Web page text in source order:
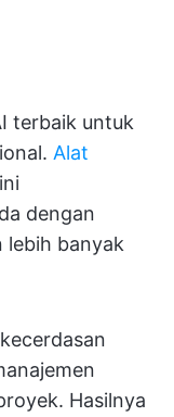
terbaik untuk
Alat
dengan
lebih banyak
Hasilnya